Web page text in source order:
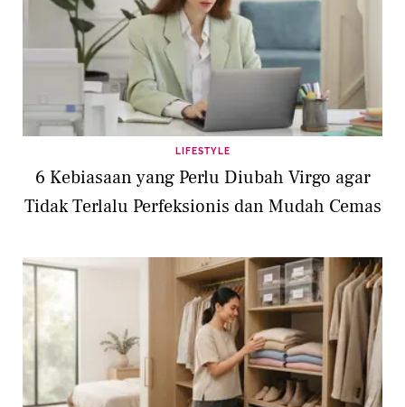
LIFESTYLE
6 Kebiasaan yang Perlu Diubah Virgo agar
Tidak Terlalu Perfeksionis dan Mudah Cemas